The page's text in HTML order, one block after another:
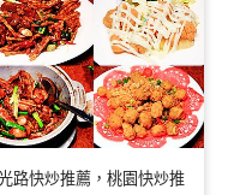
路快炒推薦，桃園快炒推